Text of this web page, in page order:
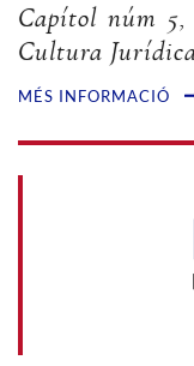
Capítol núm 5,
Cultura
MÉS INFORMACIÓ